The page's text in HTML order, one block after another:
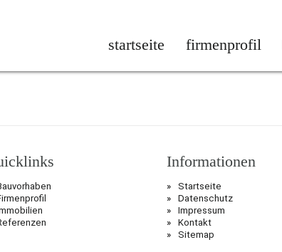
startseite firmenprofil
Informationen
Startseite
Datenschutz
Impressum
Kontakt
Sitemap